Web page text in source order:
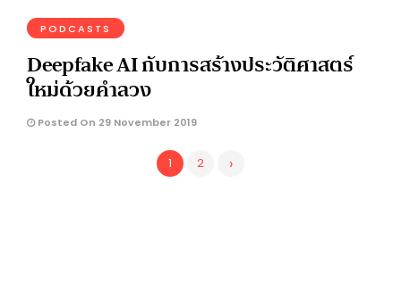
PODCASTS
Deepfake AI กับการสร้างประวัติศาสตร์
ใหม่ด้วยคำลวง
Posted On 29 November 2019
1 2 ›